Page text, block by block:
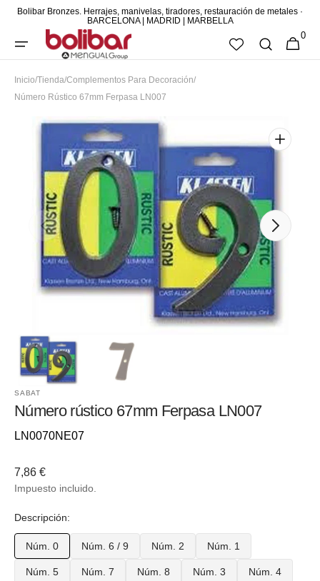
CONTENIDO
Bolibar Bronzes. Herrajes, manivelas, tiradores, restauración de metales ·
BARCELONA | MADRID | MARBELLA
CESTA
0
Inicio/Tienda/Complementos Para Decoración/
Número Rústico 67mm Ferpasa LN007
Abrir
elemento
multimedia
destacado
en
vista
de
galería
SABAT
Número rústico 67mm Ferpasa LN007
Referencia::
LN0070NE07
Precio
habitual
7,86 €
Impuesto incluido.
Descripción:
Núm. 0
Variante
agotada
Núm. 6 / 9
agotada
Núm. 2
agotada
Núm. 1
agotada
Núm. 5 Núm. 7 Núm. 8 Núm. 3 Núm. 4